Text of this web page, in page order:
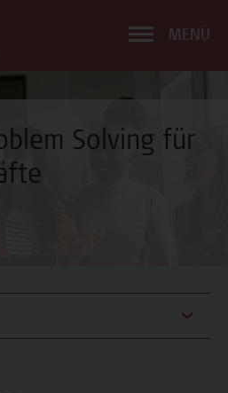
MENÜ
Solving für